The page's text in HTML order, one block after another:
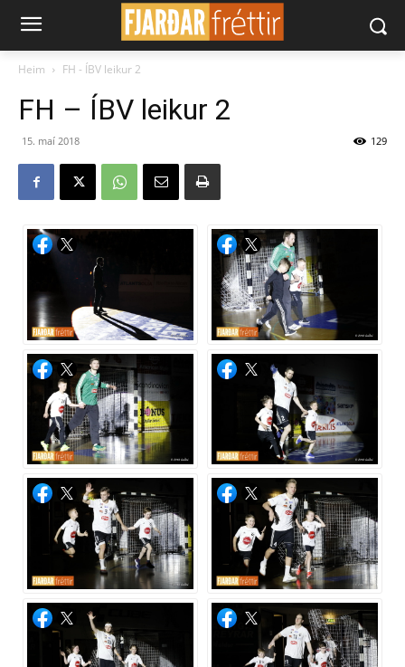
Heim FH - ÍBV leikur 2
FH – ÍBV leikur 2
15. maí 2018 129